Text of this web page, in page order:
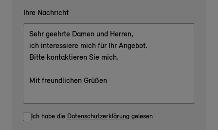
Ihre Nachricht
Ich habe die Datenschutzerklärung gelesen